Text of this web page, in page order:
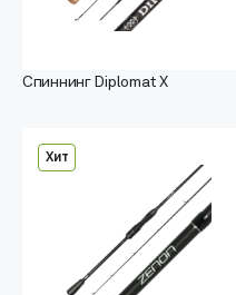
Спиннинг Diplomat X
Хит